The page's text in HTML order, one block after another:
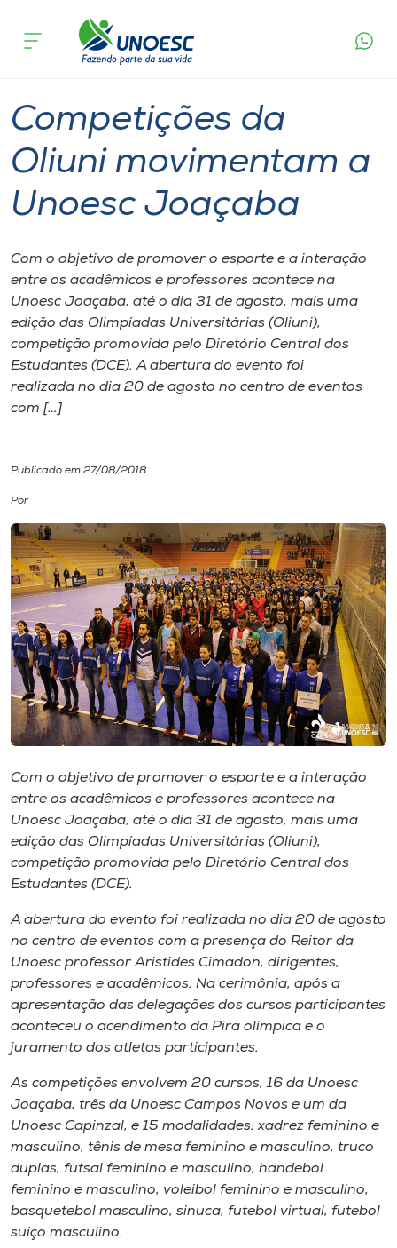
Cursos
Pesquisa
Atendimento ao Estudante
Portal de Ensino
A
Unoesc
Internacionalização
Cultura
CPA
Biblioteca
Editora
Museu
Unoesc
Store
Selecione
o idioma
A-
acontece
Competições da
Oliuni movimentam a
Unoesc Joaçaba
Com o objetivo de promover o esporte e a interação
entre os acadêmicos e professores acontece na
Unoesc Joaçaba, até o dia 31 de agosto, mais uma
edição das Olimpíadas Universitárias (Oliuni),
competição promovida pelo Diretório Central dos
Estudantes (DCE). A abertura do evento foi
realizada no dia 20 de agosto no centro de eventos
com […]
Publicado em 27/08/2018
Por
Com o objetivo de promover o esporte e a interação
entre os acadêmicos e professores acontece na
Unoesc Joaçaba, até o dia 31 de agosto, mais uma
edição das Olimpíadas Universitárias (Oliuni),
competição promovida pelo Diretório Central dos
Estudantes (DCE).
A abertura do evento foi realizada no dia 20 de agosto
no centro de eventos com a presença do Reitor da
Unoesc professor Aristides Cimadon, dirigentes,
professores e acadêmicos. Na cerimônia, após a
apresentação das delegações dos cursos participantes
aconteceu o acendimento da Pira olímpica e o
juramento dos atletas participantes.
As competições envolvem 20 cursos, 16 da Unoesc
Joaçaba, três da Unoesc Campos Novos e um da
Unoesc Capinzal, e 15 modalidades: xadrez feminino e
masculino, tênis de mesa feminino e masculino, truco
duplas, futsal feminino e masculino, handebol
feminino e masculino, voleibol feminino e masculino,
basquetebol masculino, sinuca, futebol virtual, futebol
suíço masculino.